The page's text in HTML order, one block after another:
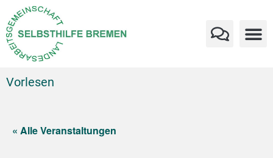
Vorlesen
« Alle Veranstaltungen